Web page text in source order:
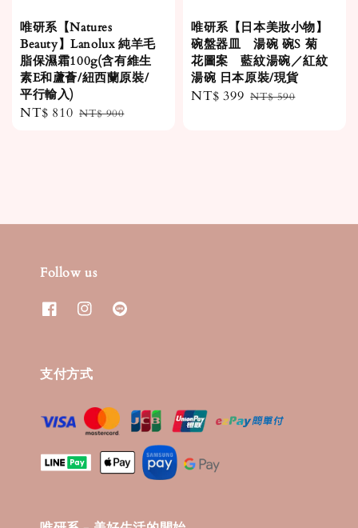
唯研系【Natures
Beauty】Lanolux 純羊毛
脂保濕霜100g(含有維生
素E和蘆薈/紐西蘭原裝/
平行輸入)
Sale
NT$ 810 Regular
NT$ 900
唯研系【日本美妝小物】
碗盤器皿 湯碗 碗S 菊
花圖案 藍紋湯碗／紅紋
湯碗 日本原裝/現貨
Sale
NT$ 399 Regular
NT$ 590
Follow us
支付方式